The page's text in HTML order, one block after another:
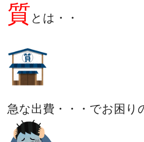
質 とは・・
急な出費・・・でお困り